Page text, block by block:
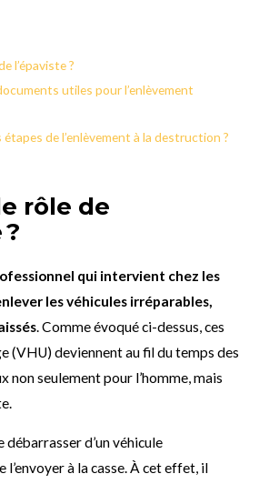
l’épaviste ?
utiles pour l’enlèvement
de l’enlèvement à la destruction ?
rôle de
qui intervient chez les
les véhicules irréparables,
. Comme évoqué ci-dessus, ces
(VHU) deviennent au fil du temps des
non seulement pour l’homme, mais
débarrasser d’un véhicule
l’envoyer à la casse. À cet effet, il